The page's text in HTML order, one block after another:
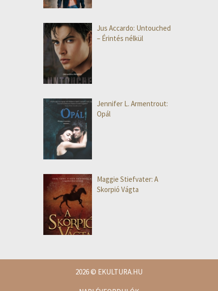
Jus Accardo: Untouched
– Érintés nélkül
Jennifer L. Armentrout:
Opál
Maggie Stiefvater: A
Skorpió Vágta
2026© EKULTURA.HU